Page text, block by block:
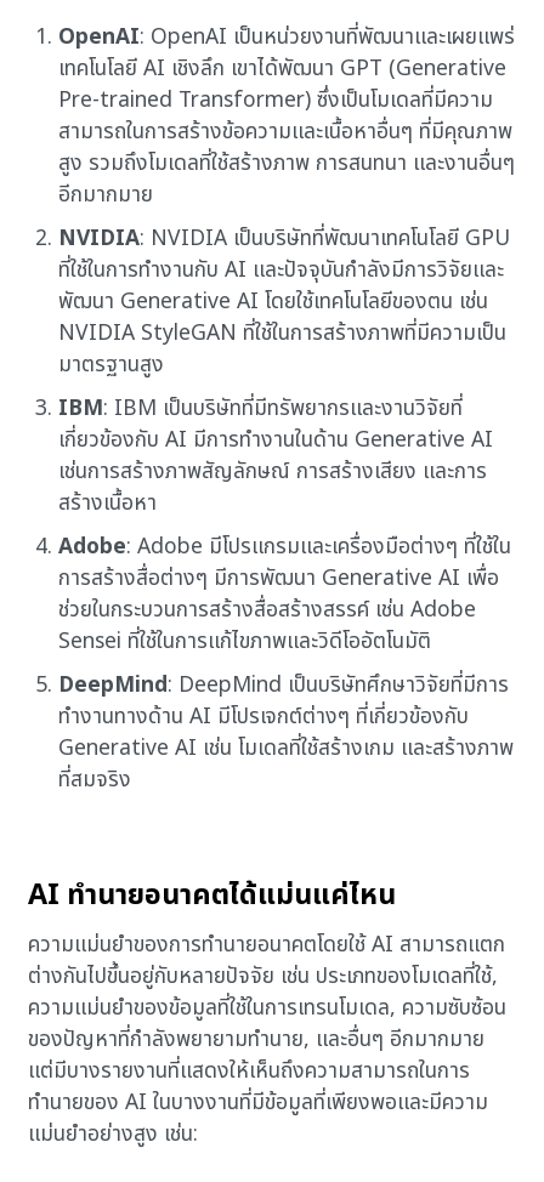
OpenAI: OpenAI เป็นหน่วยงานที่พัฒนาและเผยแพร่
เทคโนโลยี AI เชิงลึก เขาได้พัฒนา GPT (Generative
Pre-trained Transformer) ซึ่งเป็นโมเดลที่มีความ
สามารถในการสร้างข้อความและเนื้อหาอื่นๆ ที่มีคุณภาพ
สูง รวมถึงโมเดลที่ใช้สร้างภาพ การสนทนา และงานอื่นๆ
อีกมากมาย
NVIDIA: NVIDIA เป็นบริษัทที่พัฒนาเทคโนโลยี GPU
ที่ใช้ในการทำงานกับ AI และปัจจุบันกำลังมีการวิจัยและ
พัฒนา Generative AI โดยใช้เทคโนโลยีของตน เช่น
NVIDIA StyleGAN ที่ใช้ในการสร้างภาพที่มีความเป็น
มาตรฐานสูง
IBM: IBM เป็นบริษัทที่มีทรัพยากรและงานวิจัยที่
เกี่ยวข้องกับ AI มีการทำงานในด้าน Generative AI
เช่นการสร้างภาพสัญลักษณ์ การสร้างเสียง และการ
สร้างเนื้อหา
Adobe: Adobe มีโปรแกรมและเครื่องมือต่างๆ ที่ใช้ใน
การสร้างสื่อต่างๆ มีการพัฒนา Generative AI เพื่อ
ช่วยในกระบวนการสร้างสื่อสร้างสรรค์ เช่น Adobe
Sensei ที่ใช้ในการแก้ไขภาพและวิดีโออัตโนมัติ
DeepMind: DeepMind เป็นบริษัทศึกษาวิจัยที่มีการ
ทำงานทางด้าน AI มีโปรเจกต์ต่างๆ ที่เกี่ยวข้องกับ
Generative AI เช่น โมเดลที่ใช้สร้างเกม และสร้างภาพ
ที่สมจริง
AI ทำนายอนาคตได้แม่นแค่ไหน
ความแม่นยำของการทำนายอนาคตโดยใช้ AI สามารถแตก
ต่างกันไปขึ้นอยู่กับหลายปัจจัย เช่น ประเภทของโมเดลที่ใช้,
ความแม่นยำของข้อมูลที่ใช้ในการเทรนโมเดล, ความซับซ้อน
ของปัญหาที่กำลังพยายามทำนาย, และอื่นๆ อีกมากมาย
แต่มีบางรายงานที่แสดงให้เห็นถึงความสามารถในการ
ทำนายของ AI ในบางงานที่มีข้อมูลที่เพียงพอและมีความ
แม่นยำอย่างสูง เช่น: